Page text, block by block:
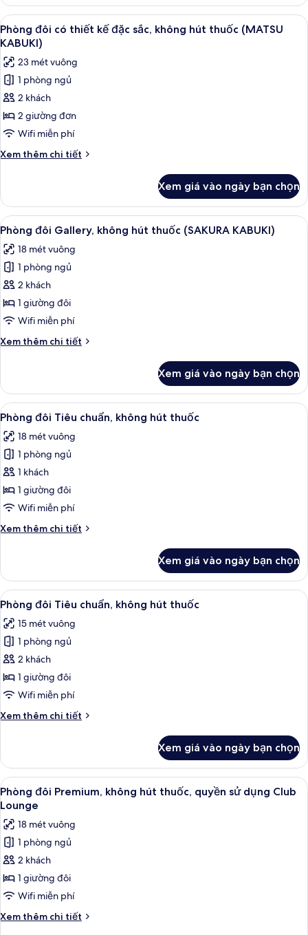
sắc,
2
giường
đơn,
không
hút
thuốc
(Kyoto
Room)
giường
đơn
thiết
kế
đặc
sắc,
2
đơn,
không
hút
Room)
Xem
tất
cả
ảnh
Phòng
đôi
có
thiết
kế
đặc
không
hút
thuốc
(MATSU
KABUKI)
Phòng đôi có thiết kế đặc sắc,
11
Phòng đôi có thiết kế đặc sắc, không hút thuốc (MATSU
KABUKI)
23 mét vuông
1 phòng ngủ
2 khách
2 giường đơn
Wifi miễn phí
Xem thêm chi tiết
Chi
Phòng
đôi
có
kế
đặc
sắc,
không
hút
thuốc
(MATSU
KABUKI)
Xem giá vào ngày bạn chọn
Xem
tất
cả
ảnh
Phòng
đôi
Gallery,
hút
KABUKI)
Phòng đôi Gallery, không hút thuốc
12
Phòng đôi Gallery, không hút thuốc (SAKURA KABUKI)
18 mét vuông
1 phòng ngủ
2 khách
1 giường đôi
Wifi miễn phí
Xem thêm chi tiết
Chi
Phòng
đôi
Gallery,
không
hút
thuốc
(SAKURA
KABUKI)
Xem giá vào ngày bạn chọn
Xem
tất
cả
ảnh
Phòng
đôi
Tiêu
không
Chăn bông, két bảo mật tại phòng,
8
Phòng đôi Tiêu chuẩn, không hút thuốc
18 mét vuông
1 phòng ngủ
1 khách
1 giường đôi
Wifi miễn phí
Xem thêm chi tiết
Chi
Phòng
đôi
Tiêu
chuẩn,
không
hút
thuốc
Xem giá vào ngày bạn chọn
Xem
tất
cả
ảnh
Phòng
đôi
Tiêu
không
Chăn bông, két bảo mật tại phòng,
8
Phòng đôi Tiêu chuẩn, không hút thuốc
15 mét vuông
1 phòng ngủ
2 khách
1 giường đôi
Wifi miễn phí
Xem thêm chi tiết
Chi
Phòng
đôi
Tiêu
chuẩn,
không
hút
thuốc
Xem giá vào ngày bạn chọn
Xem
tất
cả
ảnh
Phòng
đôi
Premium,
không
hút
thuốc,
Phòng đôi Premium, không hút
11
Phòng đôi Premium, không hút thuốc, quyền sử dụng Club
Lounge
18 mét vuông
1 phòng ngủ
2 khách
1 giường đôi
Wifi miễn phí
Xem thêm chi tiết
Chi